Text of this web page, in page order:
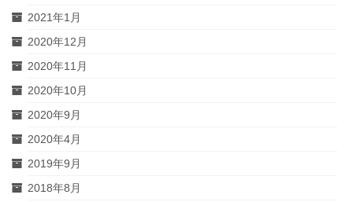
2021年1月
2020年12月
2020年11月
2020年10月
2020年9月
2020年4月
2019年9月
2018年8月